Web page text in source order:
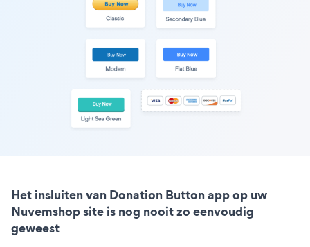
Het insluiten van Donation Button app op uw
Nuvemshop site is nog nooit zo eenvoudig
geweest